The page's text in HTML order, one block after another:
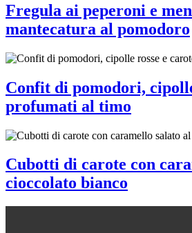
Fregula ai peperoni e
mantecatura al pomodoro
Confit di pomodori,
profumati al timo
Cubotti di carote con
cioccolato bianco